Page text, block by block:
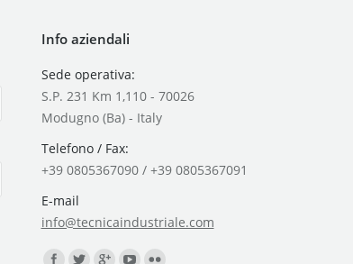
Info aziendali
Sede operativa:
S.P. 231 Km 1,110 - 70026
Modugno (Ba) - Italy
Telefono / Fax:
+39 0805367090 / +39 0805367091
E-mail
info@tecnicaindustriale.com
Find us on: